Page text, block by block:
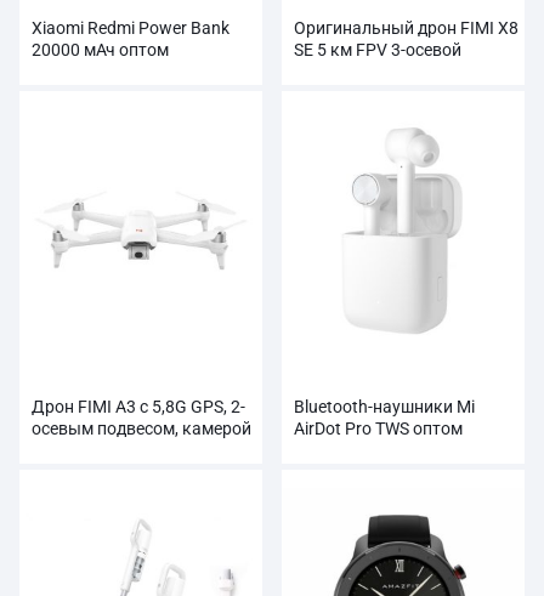
Xiaomi Redmi Power Bank
20000 мАч оптом
Оригинальный дрон FIMI X8
SE 5 км FPV 3-осевой
Дрон FIMI A3 с 5,8G GPS, 2-
осевым подвесом, камерой
Bluetooth-наушники Mi
AirDot Pro TWS оптом